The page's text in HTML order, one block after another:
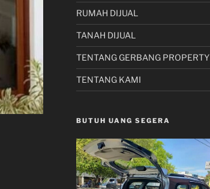
RUMAH DIJUAL
TANAH DIJUAL
TENTANG GERBANG PROPERTY
TENTANG KAMI
BUTUH UANG SEGERA